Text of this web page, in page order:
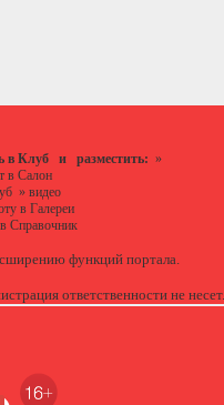
в Клуб и разместить: »
в Салон
» видео
в Галереи
Справочник
функций портала.
ответственности не несет.